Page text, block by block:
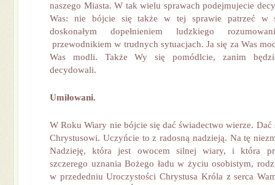
naszego Miasta. W tak wielu sprawach podejmujecie
Was: nie bójcie się także w tej sprawie patrzeć w
doskonałym dopełnieniem ludzkiego
przewodnikiem w trudnych sytuacjach. Ja się za Was
Was modli. Także Wy się pomódlcie, zanim
decydowali.
Umiłowani.
W Roku Wiary nie bójcie się dać świadectwo wierze. Dać
Chrystusowi. Uczyńcie to z radosną nadzieją. Na tę
Nadzieję, która jest owocem silnej wiary, i która
szczerego uznania Bożego ładu w życiu osobistym,
w przededniu Uroczystości Chrystusa Króla z serca